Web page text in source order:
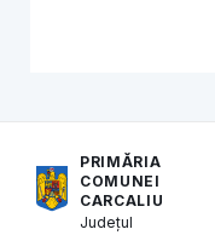
PRIMĂRIA
COMUNEI
CARCALIU
Județul